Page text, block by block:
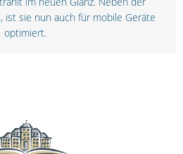
ist sie nun auch für mobile Geräte
optimiert.